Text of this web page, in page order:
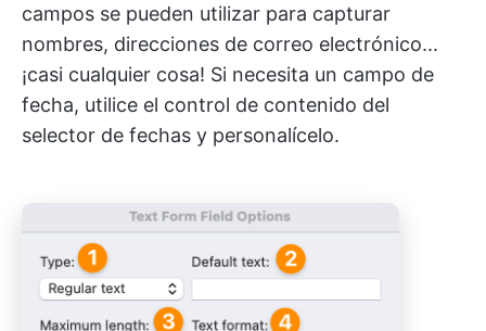
campos se pueden utilizar para capturar
nombres, direcciones de correo electrónico...
¡casi cualquier cosa! Si necesita un campo de
fecha, utilice el control de contenido del
selector de fechas y personalícelo.